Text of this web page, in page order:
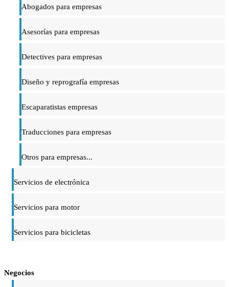
Abogados para empresas
Asesorías para empresas
Detectives para empresas
Diseño y reprografía empresas
Escaparatistas empresas
Traducciones para empresas
Otros para empresas...
Servicios de electrónica
Servicios para motor
Servicios para bicicletas
Negocios